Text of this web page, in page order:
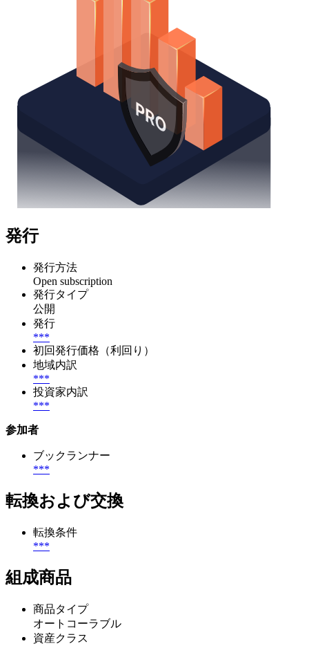
発行
発行方法
Open subscription
発行タイプ
公開
発行
***
初回発行価格（利回り）
地域内訳
***
投資家内訳
***
参加者
ブックランナー
***
転換および交換
転換条件
***
組成商品
商品タイプ
オートコーラブル
資産クラス